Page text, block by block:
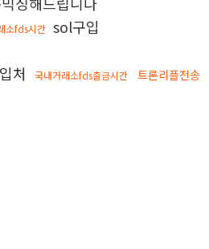
소fds시간 sol구입
처 국내거래소fds출금시간
트론리플전송